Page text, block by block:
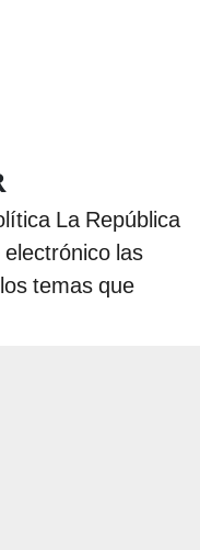
La República
las
temas que